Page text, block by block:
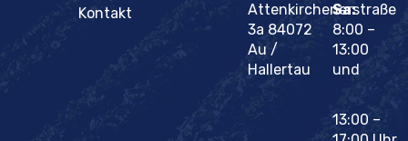
Kontakt
Attenkirchenerstraße
3a 84072
Au /
Hallertau
Sa:
8:00 –
13:00
und
13:00 –